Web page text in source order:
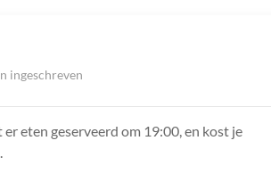
ingeschreven
eten geserveerd om 19:00, en kost je